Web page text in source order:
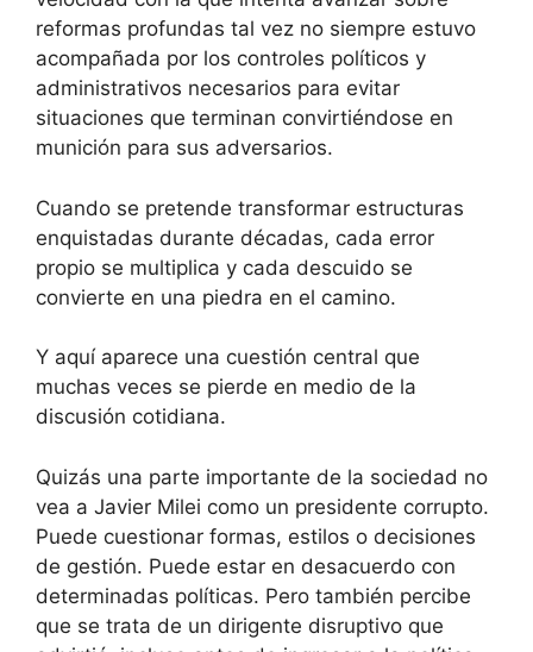
reformas profundas tal vez no siempre estuvo
acompañada por los controles políticos y
administrativos necesarios para evitar
situaciones que terminan convirtiéndose en
munición para sus adversarios.
Cuando se pretende transformar estructuras
enquistadas durante décadas, cada error
propio se multiplica y cada descuido se
convierte en una piedra en el camino.
Y aquí aparece una cuestión central que
muchas veces se pierde en medio de la
discusión cotidiana.
Quizás una parte importante de la sociedad no
vea a Javier Milei como un presidente corrupto.
Puede cuestionar formas, estilos o decisiones
de gestión. Puede estar en desacuerdo con
determinadas políticas. Pero también percibe
que se trata de un dirigente disruptivo que